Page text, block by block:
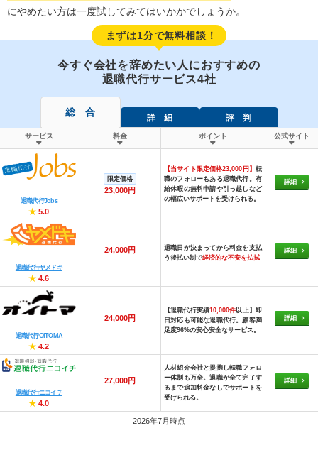
にやめたい方は一度試してみてはいかかでしょうか。
まずは1分で無料相談！
今すぐ会社を辞めたい人におすすめの
退職代行サービス4社
総 合 詳 細 評 判
サービス 料金 ポイント 公式サイト
退職代行Jobs
★ 5.0
限定価格
23,000円
【当サイト限定価格23,000円】 転
職のフォローもある退職代行。有
給休暇の無料申請や引っ越しなど
の幅広いサポートを受けられる。
詳細
退職代行ヤメドキ
★ 4.6
24,000円
退職日が決まってから料金を支払
う後払い制で経済的な不安を払拭
詳細
退職代行OITOMA
★ 4.2
24,000円
【退職代行実績10,000件以上】即
日対応も可能な退職代行。顧客満
足度96%の安心安全なサービス。
詳細
退職代行ニコイチ
★ 4.0
27,000円
人材紹介会社と提携し転職フォロ
ー体制も万全。退職が全て完了す
るまで追加料金なしでサポートを
受けられる。
詳細
2026年7月時点